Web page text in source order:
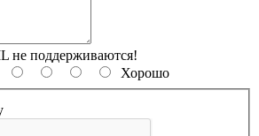
не поддерживаются!
Хорошо